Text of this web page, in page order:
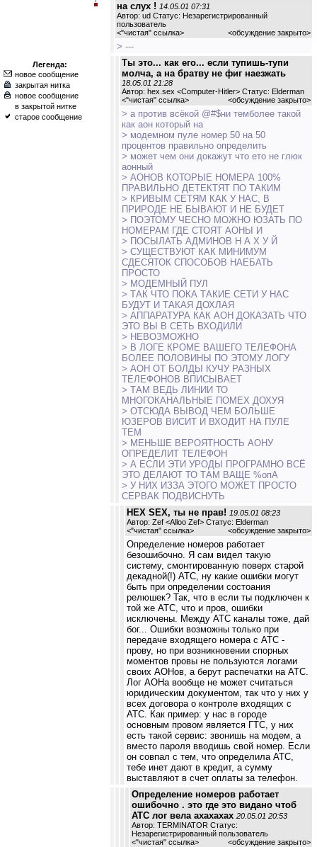
Легенда:
новое сообщение
закрытая нитка
новое сообщение
в закрытой нитке
старое сообщение
на слух ! 14.05.01 07:31
Автор: ud Статус: Незарегистрированный
пользователь
<"чистая" ссылка> <обсуждение закрыто>
> ---
Ты это... как его... если тупишь-тупи
молча, а на братву не фиг наезжать
18.05.01 21:28
Автор: hex.sex <Computer-Hitler> Статус: Elderman
<"чистая" ссылка> <обсуждение закрыто>
> а против всёкой @#$ни темболее такой
как аон который на
> модемном пуле номер 50 на 50
процентов правильно определить
> может чем они докажут что ето не глюк
аонный
> АОНОВ КОТОРЫЕ НОМЕРА 100%
ПРАВИЛЬНО ДЕТЕКТЯТ ПО ТАКИМ
> КРИВЫМ СЕТЯМ КАК У НАС, В
ПРИРОДЕ НЕ БЫВАЮТ И НЕ БУДЕТ
> ПОЭТОМУ ЧЕСНО МОЖНО ЮЗАТЬ ПО
НОМЕРАМ ГДЕ СТОЯТ АОНЫ И
> ПОСЫЛАТЬ АДМИНОВ Н А Х У Й
> СУЩЕСТВУЮТ КАК МИНИМУМ
СДЕСЯТОК СПОСОБОВ НАЕБАТЬ
ПРОСТО
> МОДЕМНЫЙ ПУЛ
> ТАК ЧТО ПОКА ТАКИЕ СЕТИ У НАС
БУДУТ И ТАКАЯ ДОХЛАЯ
> АППАРАТУРА КАК АОН ДОКАЗАТЬ ЧТО
ЭТО ВЫ В СЕТЬ ВХОДИЛИ
> НЕВОЗМОЖНО
> В ЛОГЕ КРОМЕ ВАШЕГО ТЕЛЕФОНА
БОЛЕЕ ПОЛОВИНЫ ПО ЭТОМУ ЛОГУ
> АОН ОТ БОЛДЫ КУЧУ РАЗНЫХ
ТЕЛЕФОНОВ ВПИСЫВАЕТ
> ТАМ ВЕДЬ ЛИНИИ ТО
МНОГОКАНАЛЬНЫЕ ПОМЕХ ДОХУЯ
> ОТСЮДА ВЫВОД ЧЕМ БОЛЬШЕ
ЮЗЕРОВ ВИСИТ И ВХОДИТ НА ПУЛЕ
ТЕМ
> МЕНЬШЕ ВЕРОЯТНОСТЬ АОНУ
ОПРЕДЕЛИТ ТЕЛЕФОН
> А ЕСЛИ ЭТИ УРОДЫ ПРОГРАМНО ВСЁ
ЭТО ДЕЛАЮТ ТО ТАМ ВАЩЕ %опА
> У НИХ ИЗЗА ЭТОГО МОЖЕТ ПРОСТО
СЕРВАК ПОДВИСНУТЬ
HEX SEX, ты не прав! 19.05.01 08:23
Автор: Zef <Alloo Zef> Статус: Elderman
<"чистая" ссылка> <обсуждение закрыто>
Определение номеров работает
безошибочно. Я сам видел такую
систему, смонтированную поверх старой
декадной(!) АТС, ну какие ошибки могут
быть при определении состоания
релюшек? Так, что в если ты подключен к
той же АТС, что и пров, ошибки
исключены. Между АТС каналы тоже, дай
бог... Ошибки возможны только при
передаче входящего номера с АТС -
прову, но при возникновении спорных
моментов провы не пользуются логами
своих АОНов, а берут распечатки на АТС.
Лог АОНа вообще не может считаться
юридическим документом, так что у них у
всех договора о контроле входящих с
АТС. Как пример: у нас в городе
основным провом является ГТС, у них
есть такой сервис: звонишь на модем, а
вместо пароля вводишь свой номер. Если
он совпал с тем, что определила АТС,
тебе инет дают в кредит, а сумму
выставляют в счет оплаты за телефон.
Определение номеров работает
ошибочно . это где это видано чтоб
АТС лог вела ахахахах 20.05.01 20:53
Автор: TERMINATOR Статус:
Незарегистрированный пользователь
<"чистая" ссылка> <обсуждение закрыто>